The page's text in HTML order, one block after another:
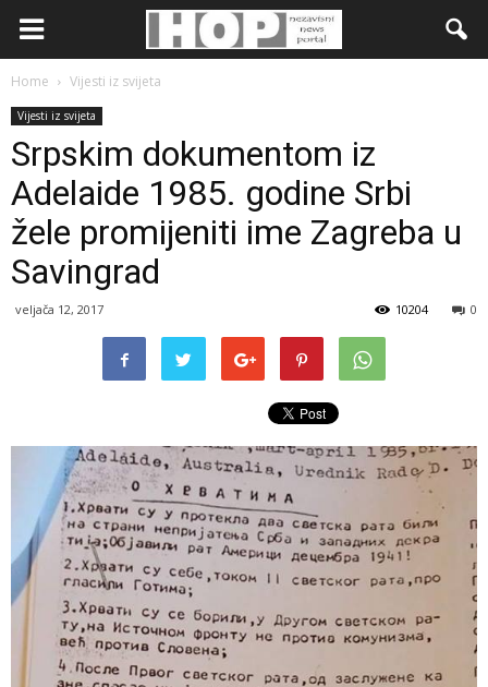
Home Vijesti iz svijeta
Vijesti iz svijeta
Srpskim dokumentom iz
Adelaide 1985. godine Srbi
žele promijeniti ime Zagreba u
Savingrad
veljača 12, 2017 0
10204